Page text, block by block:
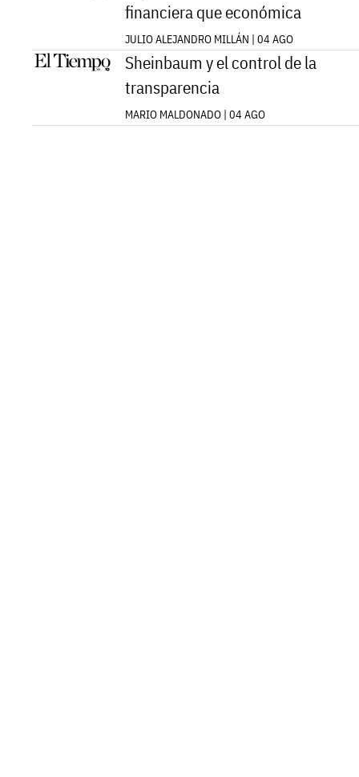
financiera que económica
JULIO ALEJANDRO MILLÁN | 04 AGO
Sheinbaum y el control de la
transparencia
MARIO MALDONADO | 04 AGO